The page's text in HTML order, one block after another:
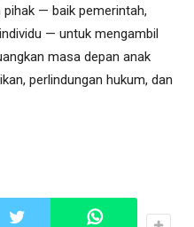
— baik pemerintah,
— untuk mengambil
masa depan anak
perlindungan hukum, dan